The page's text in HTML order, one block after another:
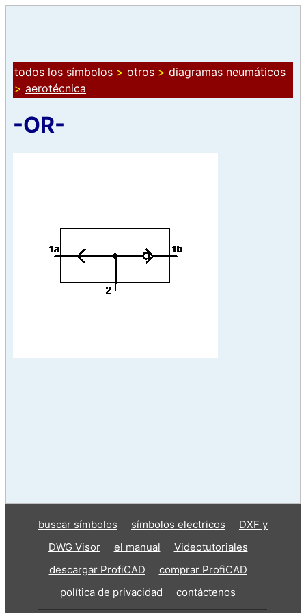
todos los símbolos > otros > diagramas neumáticos
> aerotécnica
-OR-
buscar símbolos símbolos electricos
DXF y
DWG Visor
el manual
Videotutoriales
descargar ProfiCAD
comprar ProfiCAD
política de privacidad
contáctenos